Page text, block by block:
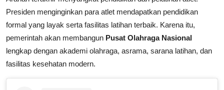
Presiden menginginkan para atlet mendapatkan pendidikan
formal yang layak serta fasilitas latihan terbaik. Karena itu,
pemerintah akan membangun Pusat Olahraga Nasional
lengkap dengan akademi olahraga, asrama, sarana latihan, dan
fasilitas kesehatan modern.